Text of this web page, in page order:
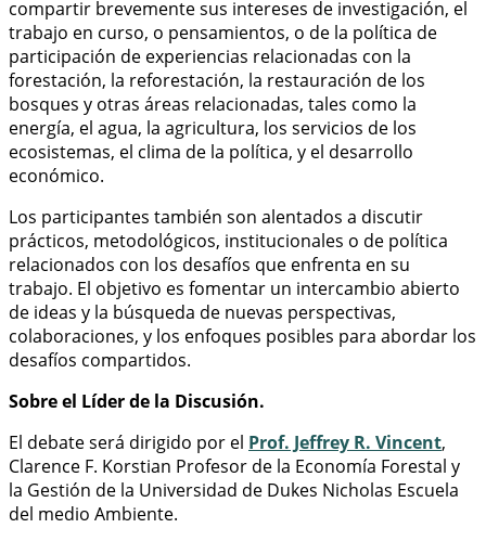
compartir brevemente sus intereses de investigación, el
trabajo en curso, o pensamientos, o de la política de
participación de experiencias relacionadas con la
forestación, la reforestación, la restauración de los
bosques y otras áreas relacionadas, tales como la
energía, el agua, la agricultura, los servicios de los
ecosistemas, el clima de la política, y el desarrollo
económico.
Los participantes también son alentados a discutir
prácticos, metodológicos, institucionales o de política
relacionados con los desafíos que enfrenta en su
trabajo. El objetivo es fomentar un intercambio abierto
de ideas y la búsqueda de nuevas perspectivas,
colaboraciones, y los enfoques posibles para abordar los
desafíos compartidos.
Sobre el Líder de la Discusión.
El debate será dirigido por el Prof. Jeffrey R. Vincent,
Clarence F. Korstian Profesor de la Economía Forestal y
la Gestión de la Universidad de Dukes Nicholas Escuela
del medio Ambiente.